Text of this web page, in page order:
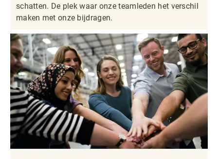
schatten. De plek waar onze teamleden het verschil
maken met onze bijdragen.